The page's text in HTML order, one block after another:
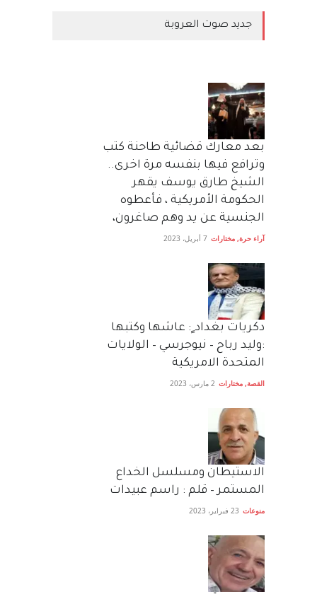
جديد صوت العروبة
بعد معارك قضائية طاحنة كتب
وترافع فيها بنفسه مرة اخرى..
الشيخ طارق يوسف يقهر
الحكومة الأمريكية ، فأعطوه
الجنسية عن يد وهم صاغرون،
آراء حرة, مختارات 7 أبريل، 2023
دكريات بغداد ٍ: عاشها وكتبها
:وليد رباح – نيوجرسي – الولايات
المتحدة الامريكية
القصة, مختارات 2 مارس، 2023
الاستيطان ومسلسل الخداع
المستمر – قلم : راسم عبيدات
منوعات 23 فبراير، 2023